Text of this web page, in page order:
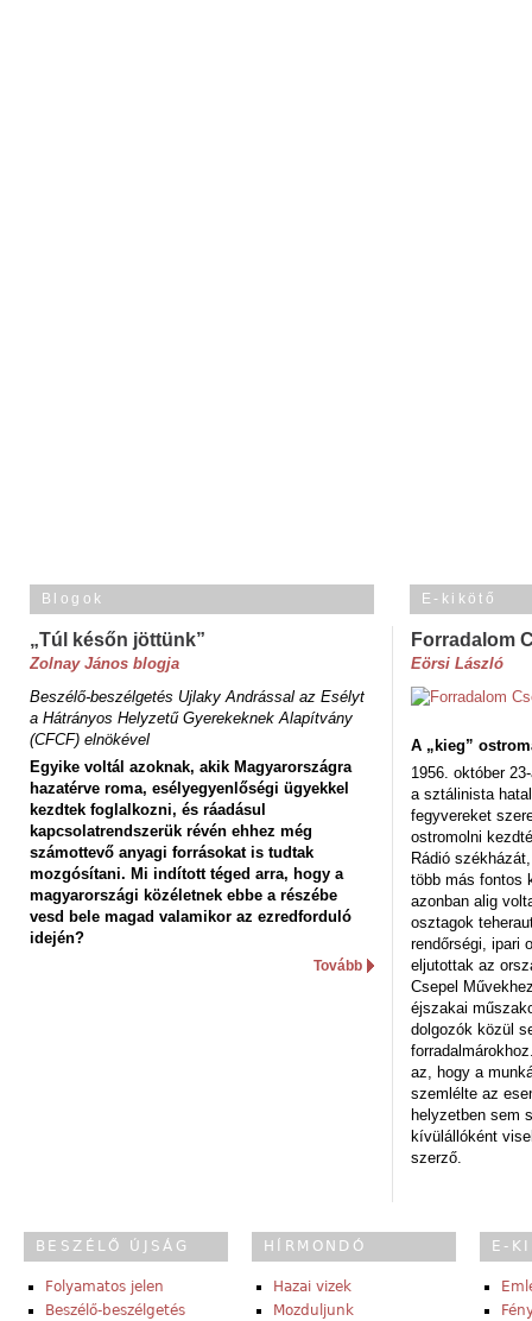
Blogok
„Túl későn jöttünk”
Zolnay János blogja
Beszélő-beszélgetés Ujlaky Andrással az Esélyt
a Hátrányos Helyzetű Gyerekeknek Alapítvány
(CFCF) elnökével
Egyike voltál azoknak, akik Magyarországra
hazatérve roma, esélyegyenlőségi ügyekkel
kezdtek foglalkozni, és ráadásul
kapcsolatrendszerük révén ehhez még
számottevő anyagi forrásokat is tudtak
mozgósítani. Mi indított téged arra, hogy a
magyarországi közéletnek ebbe a részébe
vesd bele magad valamikor az ezredforduló
idején?
Tovább
E-kikötő
Forradalom
Eörsi László
A „kieg”
1956. október
a sztálinista
fegyvereket
ostromolni
Rádió
több más fontos
azonban alig
osztagok
rendőrségi, ipari
eljutottak az
Csepel
éjszakai
dolgozók közül
az, hogy a
szemlélte az
helyzetben sem
kívülállóként
szerző.
BESZÉLŐ ÚJSÁG
Folyamatos jelen
Beszélő-beszélgetés
HÍRMONDÓ
Hazai vizek
Mozduljunk
E-